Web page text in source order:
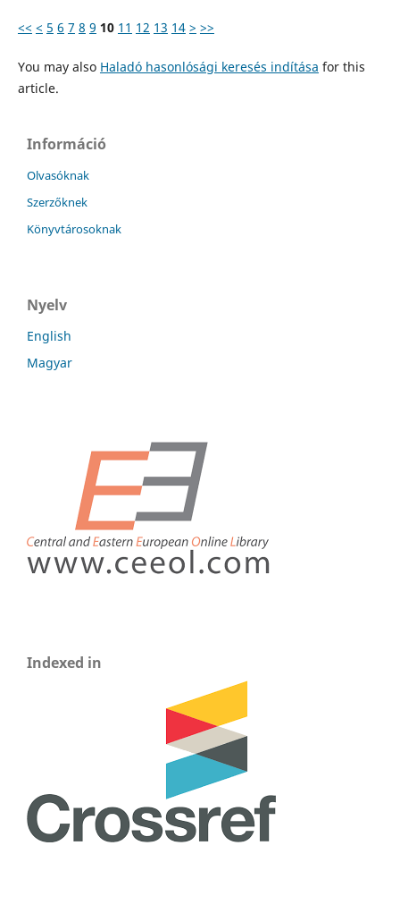
<< < 5 6 7 8 9 10 11 12 13 14 > >>
You may also Haladó hasonlósági keresés indítása for this
article.
Információ
Olvasóknak
Szerzőknek
Könyvtárosoknak
Nyelv
English
Magyar
Indexed in